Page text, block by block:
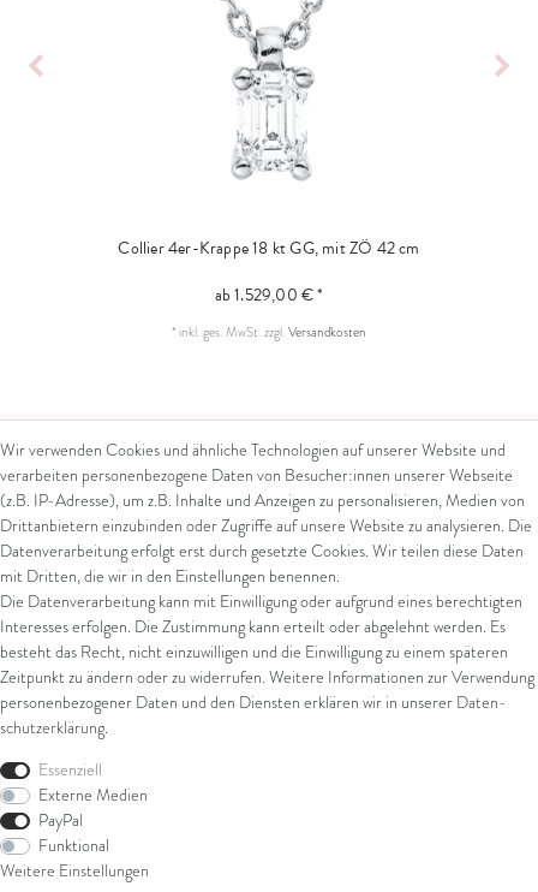
Collier 4er-Krappe 18 kt GG, mit ZÖ 42 cm
ab 1.529,00 € *
* inkl. ges. MwSt.zzgl.Versandkosten
Kontakt
Kontaktformular
Arena in Arte GmbH
Marktgasse 2,
8600 Dübendorf
Tel: +41 44 821 60 40
E-Mail:info@goldschmiede-
arena.com
Rechtliches
AGB
Impressum
Datenschutz
Widerrufsrecht
Zahlung und Versand
Widerrufsformular
Wir verwenden Cookies und ähnliche Technologien auf unserer Website und
verarbeiten personenbezogene Daten von Besucher:innen unserer Webseite
(z.B. IP-Adresse), um z.B. Inhalte und Anzeigen zu personalisieren, Medien von
Drittanbietern einzubinden oder Zugriffe auf unsere Website zu analysieren. Die
Datenverarbeitung erfolgt erst durch gesetzte Cookies. Wir teilen diese Daten
mit Dritten, die wir in den Einstellungen benennen.
Die Datenverarbeitung kann mit Einwilligung oder aufgrund eines berechtigten
Interesses erfolgen. Die Zustimmung kann erteilt oder abgelehnt werden. Es
besteht das Recht, nicht einzuwilligen und die Einwilligung zu einem späteren
Zeitpunkt zu ändern oder zu widerrufen. Weitere Informationen zur Verwendung
personenbezogener Daten und den Diensten erklären wir in unserer Daten­
schutz­erklärung.
Essenziell
Externe Medien
PayPal
Funktional
Weitere Einstellungen